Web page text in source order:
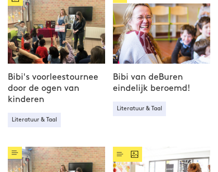
doodgewone jeugd,een prentenboek voor
volwassenen. Momenteel werkt ze aan een
kinderboek over avonturier Alexander von
Humboldt.
Voor deBuren gaat ze langs bij Brusselse
leerkrachten een uur lang mee op reis langs
bijzondere verhalen. In haar koffers zit het
beste wat de Nederlandstalige
Bibi's voorleestournee
door de ogen van
kinderen
Literatuur & Taal
Bibi van deBuren
eindelijk beroemd!
Literatuur & Taal